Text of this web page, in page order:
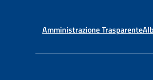
Amministrazione Trasparente